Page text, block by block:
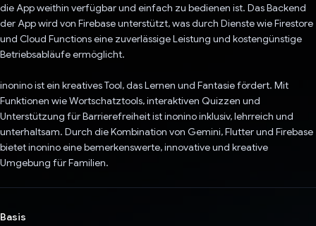
die App weithin verfügbar und einfach zu bedienen ist. Das Backend
der App wird von Firebase unterstützt, was durch Dienste wie Firestore
und Cloud Functions eine zuverlässige Leistung und kostengünstige
Betriebsabläufe ermöglicht.
inonino ist ein kreatives Tool, das Lernen und Fantasie fördert. Mit
Funktionen wie Wortschatztools, interaktiven Quizzen und
Unterstützung für Barrierefreiheit ist inonino inklusiv, lehrreich und
unterhaltsam. Durch die Kombination von Gemini, Flutter und Firebase
bietet inonino eine bemerkenswerte, innovative und kreative
Umgebung für Familien.
Basis